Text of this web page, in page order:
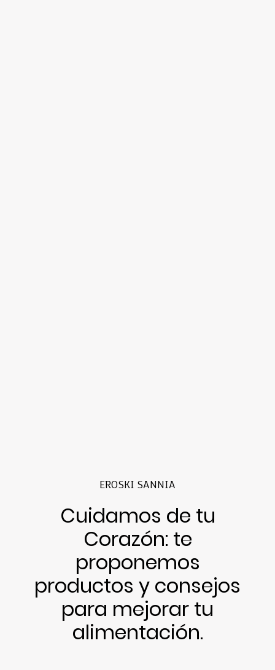
EROSKI SANNIA
Cuidamos de tu
Corazón: te
proponemos
productos y consejos
para mejorar tu
alimentación.